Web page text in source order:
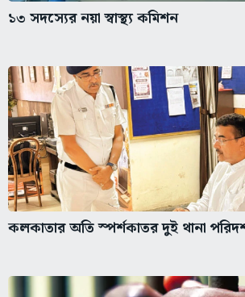
১৩ সদস্যের নয়া স্বাস্থ্য কমিশন
কলকাতার অতি স্পর্শকাতর দুই থানা